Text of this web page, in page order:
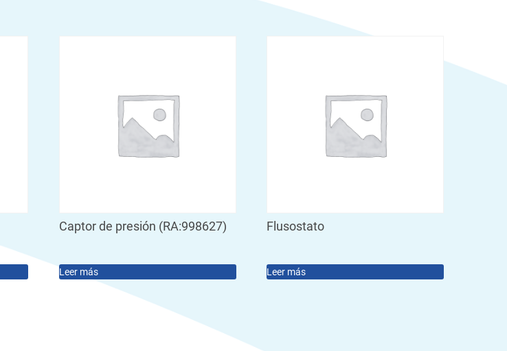
Captor de presión (RA:998627)
Leer más
Flusostato
Leer más